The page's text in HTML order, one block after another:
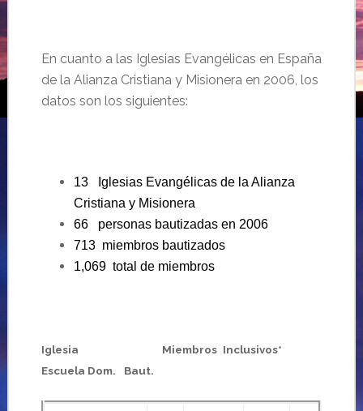
En cuanto a las Iglesias Evangélicas en España
de la Alianza Cristiana y Misionera en 2006, los
datos son los siguientes:
13 Iglesias Evangélicas de la Alianza
Cristiana y Misionera
66 personas bautizadas en 2006
713 miembros bautizados
1,069 total de miembros
Iglesia Miembros… Inclusivos*
Escuela Dom.
Baut.